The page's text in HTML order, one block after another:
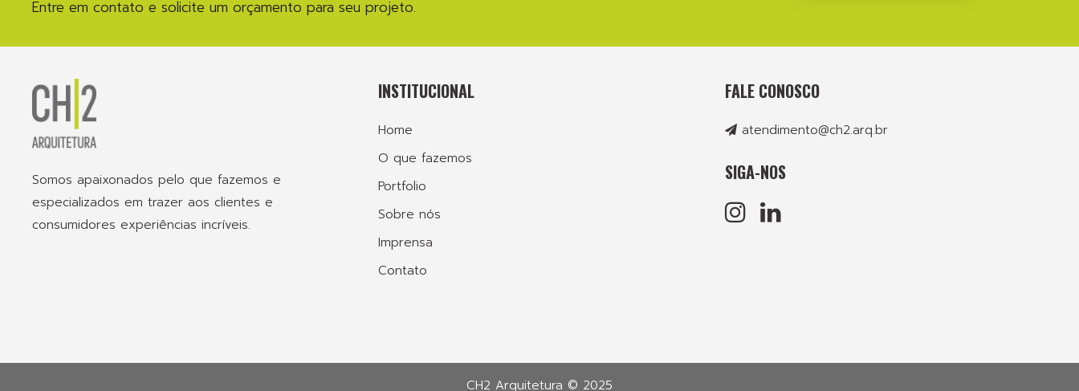
Entre em contato e solicite um orçamento para seu projeto.
Somos apaixonados pelo que fazemos e
especializados em trazer aos clientes e
consumidores experiências incríveis.
INSTITUCIONAL
Home
O que fazemos
Portfolio
Sobre nós
Imprensa
Contato
FALE CONOSCO
atendimento@ch2.arq.br
SIGA-NOS
CH2 Arquitetura © 2025